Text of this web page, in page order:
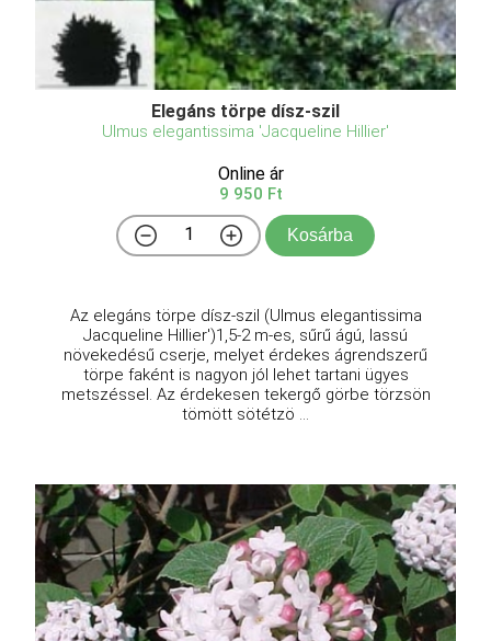
Elegáns törpe dísz-szil
Ulmus elegantissima 'Jacqueline Hillier'
Online ár
9 950 Ft
Kosárba
Az elegáns törpe dísz-szil (Ulmus elegantissima
Jacqueline Hillier')1,5-2 m-es, sűrű ágú, lassú
növekedésű cserje, melyet érdekes ágrendszerű
törpe faként is nagyon jól lehet tartani ügyes
metszéssel. Az érdekesen tekergő görbe törzsön
tömött sötétzö ...